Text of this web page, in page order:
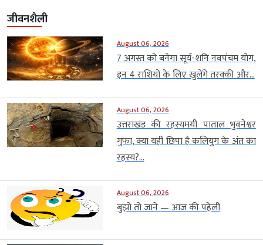
जीवनशैली
August 06, 2026
7 अगस्त को बनेगा सूर्य-शनि नवपंचम योग,
इन 4 राशियों के लिए खुलेंगे तरक्की और...
August 06, 2026
उत्तराखंड की रहस्यमयी पाताल भुवनेश्वर
गुफा, क्या यहीं छिपा है कलियुग के अंत का
रहस्य?...
August 06, 2026
बुझो तो जाने — आज की पहेली